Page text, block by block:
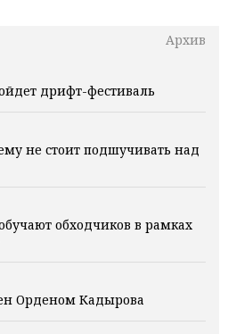
Архив
дрифт-фестиваль
не стоит подшучивать над
обходчиков в рамках
Орденом Кадырова